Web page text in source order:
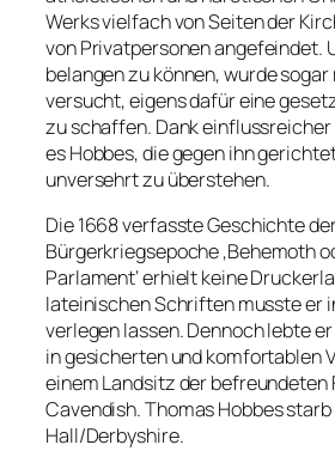
Werks vielfach von Seiten der
von Privatpersonen angefeindet.
belangen zu können, wurde
versucht, eigens dafür eine
zu schaffen. Dank einflussreicher
es Hobbes, die gegen ihn
unversehrt zu überstehen.
Die 1668 verfasste Geschichte
Bürgerkriegsepoche ‚Behemoth
Parlament‘ erhielt keine
lateinischen Schriften musste er
verlegen lassen. Dennoch lebte
in gesicherten und komfortablen
einem Landsitz der befreundeten
Cavendish. Thomas Hobbes
Hall/Derbyshire.